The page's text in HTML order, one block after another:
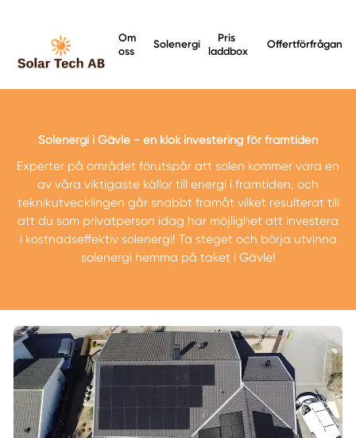
Om
oss
Solenergi
Pris
laddbox
Offertförfrågan
Solenergi i Gävle - en klok investering för framtiden
Experter på området förutspår att solen kommer vara en
av våra viktigaste källor till energi i framtiden, och
teknikutvecklingen går snabbt framåt vilket resulterat till
att du som privatperson idag har möjlighet att investera
i kostnadseffektiv solenergi! Ta steget och börja utvinna
solenergi hemma på taket i Gävle!